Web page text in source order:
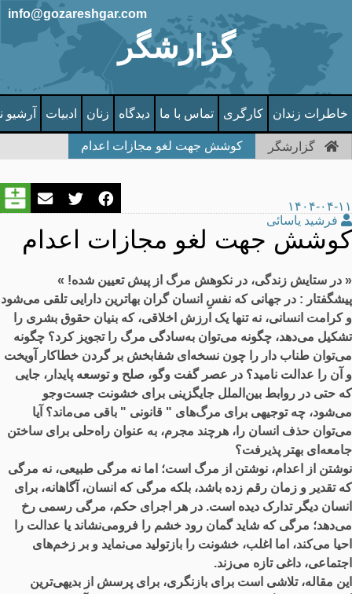
گزارشگر
info@gozareshgar.com
خاطرات زندان کارگری تماس با ما دیدگاه زنان ادبیات آرشیو
گزارشگر کوشش جهت لغو مجازات اعدام
۱۴۰۴-۰۴-۱۱
فرشید یاسائی
کوشش جهت لغو مجازات اعدام
« در ستایش زندگی، در نکوهش مرگ از پیش تعیین‌ شده! »
پیشگفتار : در جهانی که نفسِ انسان گران ‌بهاترین دارایی تلقی می‌شود
و کرامت انسانی، نه تنها یک ارزش اخلاقی، که بنیان حقوق بشری را
تشکیل می‌دهد، چگونه می‌توان به‌سادگی مرگ را تجویز کرد؟ چگونه
می‌توان طناب دار را چون نسخه‌ای شفا‌بخش بر گردن خطاکار آویخت
و آن را عدالت نامید؟ در عصر گفت ‌وگو، صلح و توسعه‌ پایدار، جایی
که حتی در روابط بین‌الملل جایگزینی برای خشونت جست‌وجو
می‌شود، چه توجیهی برای مرگ‌های " قانونی " باقی می‌ماند؟ آیا
می‌توان حذف انسان را، هرچند مجرم، به عنوان راه‌حلی برای ساختن
جامعه‌ای بهتر پذیرفت؟
نوشتن از اعدام، نوشتن از مرگ است؛ اما نه مرگی طبیعی، نه مرگی
که تقدیر و زمان رقم زده باشد، بلکه مرگی که انسان، آگاهانه، برای
انسان دیگر تدارک دیده است. در هر اجرای حکم، مرگی رسمی رخ
می‌دهد؛ مرگی که شاید گمان رود خشم را فرومی‌نشاند یا عدالت را
احیا می‌کند، اما اغلب، خشونت را بازتولید می‌نماید و بر زخم‌های
اجتماعی، داغی تازه می‌زند.
این مقاله، تلاشی است برای بازنگری، برای پرسش از بدیهی‌ترین